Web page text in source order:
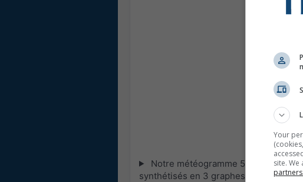
Notre météogramme 5 jours pour
synthétisés en 3 graphes :
[Plus]
Your
site.
partners.